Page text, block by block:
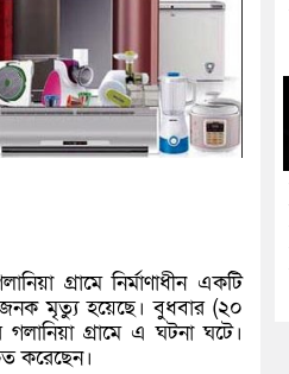
গ্রামে নির্মাণাধীন একটি
মৃত্যু হয়েছে। বুধবার (২০
গ্রামে এ ঘটনা ঘটে।
করেছেন।